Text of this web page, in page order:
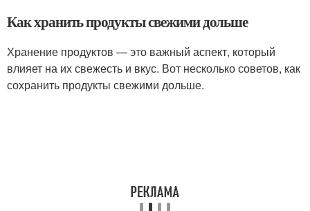
Как хранить продукты свежими дольше
Хранение продуктов — это важный аспект, который
влияет на их свежесть и вкус. Вот несколько советов, как
сохранить продукты свежими дольше.